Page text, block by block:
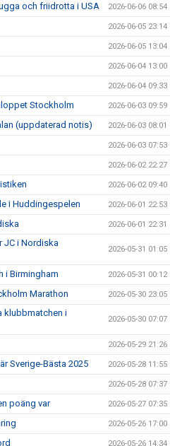
och friidrotta i USA 2026-06-06 08:54
2026-06-05 23:14
2026-06-05 13:04
2026-06-04 13:00
2026-06-04 09:33
Stockholm 2026-06-03 09:59
(uppdaterad notis) 2026-06-03 08:01
2026-06-03 07:53
2026-06-02 22:27
2026-06-02 09:40
i Huddingespelen 2026-06-01 22:53
2026-06-01 22:31
JC i Nordiska
2026-05-31 01:05
i Birmingham 2026-05-31 00:12
Marathon 2026-05-30 23:05
klubbmatchen i
2026-05-30 07:07
2026-05-29 21:26
Sverige-Bästa 2025 2026-05-28 11:55
2026-05-28 07:37
poäng var 2026-05-27 07:35
2026-05-26 17:00
2026-05-26 14:34